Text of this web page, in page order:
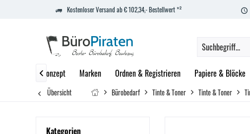
Kostenloser Versand ab € 102,34,- Bestellwert *²
Wohnkonzept Marken Ordnen & Registrieren Papiere & Blöcke

Übersicht Bürobedarf Tinte & Toner Tinte & Toner
Kategorien